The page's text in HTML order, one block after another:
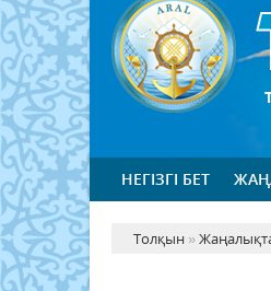
НЕГІЗГІ БЕТ
Толқын »